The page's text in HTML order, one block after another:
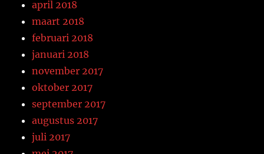
april 2018
maart 2018
februari 2018
januari 2018
november 2017
oktober 2017
september 2017
augustus 2017
juli 2017